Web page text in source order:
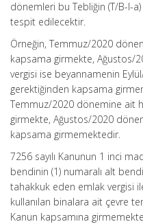
dönemleri bu Tebliğin (T/B-l-
tespit edilecektir.
Örneğin, Temmuz/2020
kapsama girmekte, Ağustos/
vergisi ise beyannamenin
gerektiğinden kapsama
Temmuz/2020 dönemine ait
girmekte, Ağustos/2020
kapsama girmemektedir.
7256 sayılı Kanunun 1 inci
bendinin (1) numaralı alt
tahakkuk eden emlak vergisi
kullanılan binalara ait çevre
Kanun kapsamına